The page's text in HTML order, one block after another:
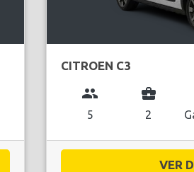
CITROEN C3
group
5
business_center
2
VER